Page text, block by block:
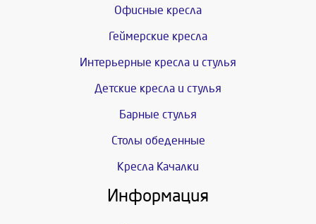
Офисные кресла
Геймерские кресла
Интерьерные кресла и стулья
Детские кресла и стулья
Барные стулья
Столы обеденные
Кресла Качалки
Информация